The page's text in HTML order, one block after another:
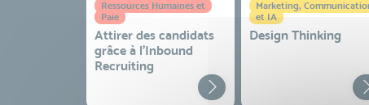
Ressources Humaines et
Paie
Attirer des candidats
grâce à l’Inbound
Recruiting
Marketing,
et IA
Design Thinking